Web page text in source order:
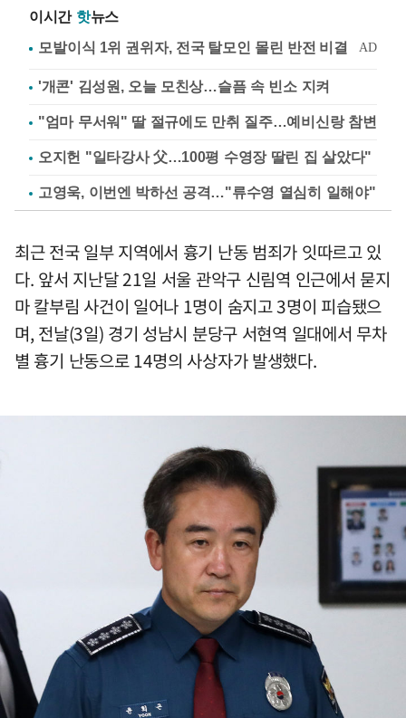
이시간 핫뉴스
'개콘' 김성원, 오늘 모친상…슬픔 속 빈소 지켜
"엄마 무서워" 딸 절규에도 만취 질주…예비신랑 참변
오지헌 "일타강사 父…100평 수영장 딸린 집 살았다"
고영욱, 이번엔 박하선 공격…"류수영 열심히 일해야"
최근 전국 일부 지역에서 흉기 난동 범죄가 잇따르고 있
다. 앞서 지난달 21일 서울 관악구 신림역 인근에서 묻지
마 칼부림 사건이 일어나 1명이 숨지고 3명이 피습됐으
며, 전날(3일) 경기 성남시 분당구 서현역 일대에서 무차
별 흉기 난동으로 14명의 사상자가 발생했다.